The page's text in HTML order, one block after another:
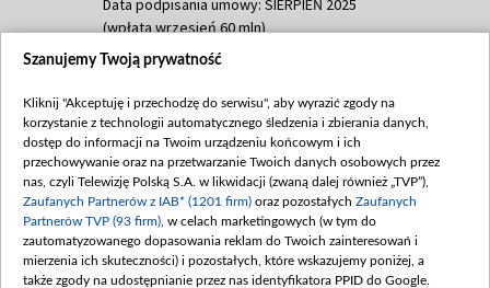
Data podpisania umowy: SIERPIEŃ 2025
(wpłata wrzesień 60 mln)
Dofinansowanie 635 783 051,21 PLN
(wpłata wrzesień 100 mln, październik 350
mln, listopad 265 mln)
Dofinansowanie 48 862 000,00 PLN
Data podpisania umowy: GRUDZIEŃ 2025
(wpłata grudzień 60,548 mln)
Dofinansowanie 900 000 000,00 PLN
Data podpisania umowy: LUTY 2026 (wpłata
Szanujemy Twoją prywatność
Kliknij "Akceptuję i przechodzę do serwisu", aby wyrazić zgody na
korzystanie z technologii automatycznego śledzenia i zbierania danych,
dostęp do informacji na Twoim urządzeniu końcowym i ich
przechowywanie oraz na przetwarzanie Twoich danych osobowych przez
nas, czyli Telewizję Polską S.A. w likwidacji (zwaną dalej również „TVP”),
Zaufanych Partnerów z IAB* (1201 firm) oraz pozostałych Zaufanych
Partnerów TVP (93 firm) , w celach marketingowych (w tym do
zautomatyzowanego dopasowania reklam do Twoich zainteresowań i
mierzenia ich skuteczności) i pozostałych, które wskazujemy poniżej, a
także zgody na udostępnianie przez nas identyfikatora PPID do Google.